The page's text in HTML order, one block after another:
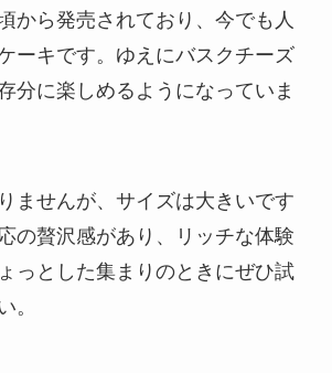
から発売されており、今でも人
ーキです。ゆえにバスクチーズ
分に楽しめるようになっていま
ませんが、サイズは大きいです
の贅沢感があり、リッチな体験
っとした集まりのときにぜひ試
。